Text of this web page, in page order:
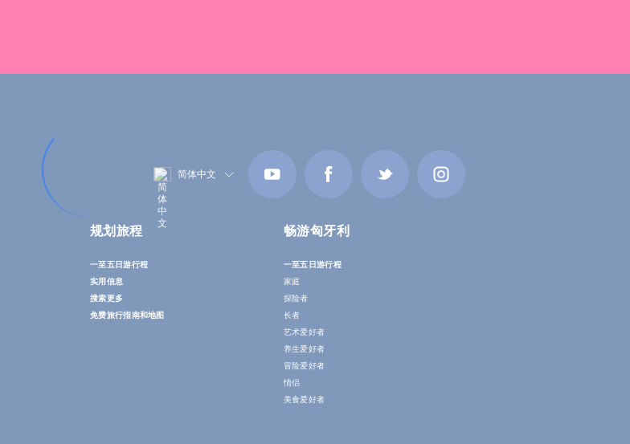
简体中文
规划旅程
一至五日游行程
实用信息
搜索更多
免费旅行指南和地图
畅游匈牙利
一至五日游行程
家庭
探险者
长者
艺术爱好者
养生爱好者
冒险爱好者
情侣
美食爱好者